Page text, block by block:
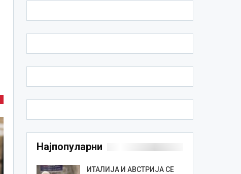
Најпопуларни
ИТАЛИЈА И АВСТРИЈА СЕ